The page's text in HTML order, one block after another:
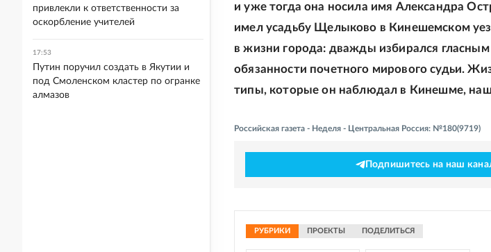
и уже тогда она носила имя Александра
имел усадьбу Щелыково в Кинешемском
в жизни города: дважды избирался гласным
обязанности почетного мирового судьи.
типы, которые он наблюдал в Кинешме,
Российская газета - Неделя - Центральная Россия: №180(9719)
Подпишитесь на наш
РУБРИКИ ПРОЕКТЫ ПОДЕЛИТЬСЯ
привлекли к ответственности за
оскорбление учителей
17:53
Путин поручил создать в Якутии и
под Смоленском кластер по огранке
алмазов